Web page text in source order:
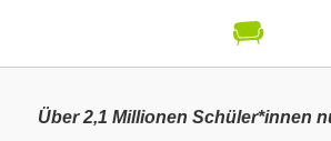
Über 2,1 Millionen Schüler*innen